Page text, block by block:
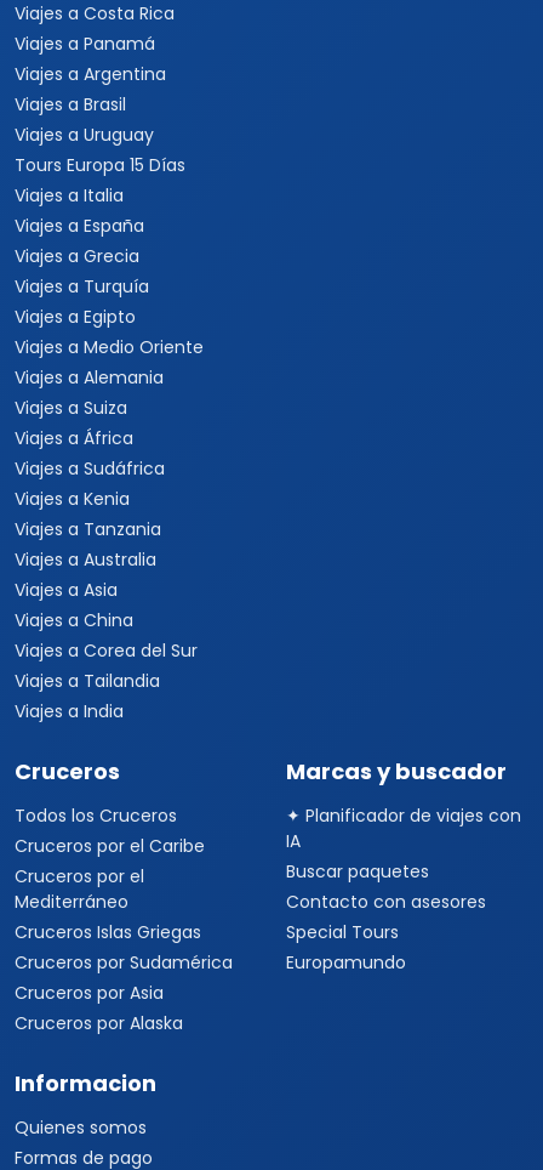
Viajes a Costa Rica
Viajes a Panamá
Viajes a Argentina
Viajes a Brasil
Viajes a Uruguay
Tours Europa 15 Días
Viajes a Italia
Viajes a España
Viajes a Grecia
Viajes a Turquía
Viajes a Egipto
Viajes a Medio Oriente
Viajes a Alemania
Viajes a Suiza
Viajes a África
Viajes a Sudáfrica
Viajes a Kenia
Viajes a Tanzania
Viajes a Australia
Viajes a Asia
Viajes a China
Viajes a Corea del Sur
Viajes a Tailandia
Viajes a India
Cruceros
Todos los Cruceros
Cruceros por el Caribe
Cruceros por el
Mediterráneo
Cruceros Islas Griegas
Cruceros por Sudamérica
Cruceros por Asia
Cruceros por Alaska
Marcas y buscador
✦ Planificador de viajes con
IA
Buscar paquetes
Contacto con asesores
Special Tours
Europamundo
Informacion
Quienes somos
Formas de pago